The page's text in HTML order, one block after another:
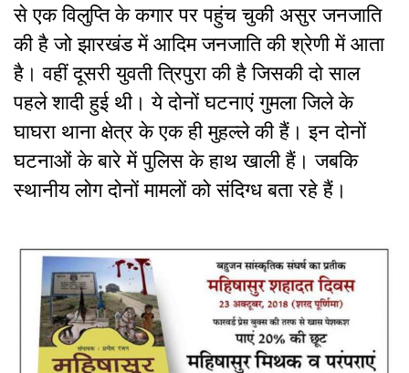
से एक विलुप्ति के कगार पर पहुंच चुकी असुर जनजाति
की है जो झारखंड में आदिम जनजाति की श्रेणी में आता
है। वहीं दूसरी युवती त्रिपुरा की है जिसकी दो साल
पहले शादी हुई थी। ये दोनों घटनाएं गुमला जिले के
घाघरा थाना क्षेत्र के एक ही मुहल्ले की हैं। इन दोनों
घटनाओं के बारे में पुलिस के हाथ खाली हैं। जबकि
स्थानीय लोग दोनों मामलों को संदिग्ध बता रहे हैं।